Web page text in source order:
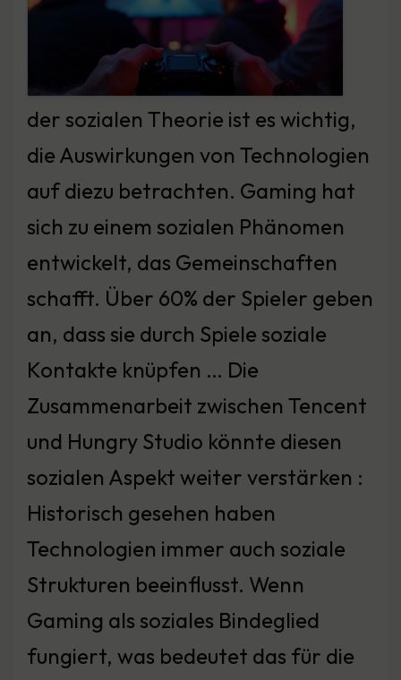
der sozialen Theorie ist es wichtig,
die Auswirkungen von Technologien
auf diezu betrachten. Gaming hat
sich zu einem sozialen Phänomen
entwickelt, das Gemeinschaften
schafft. Über 60% der Spieler geben
an, dass sie durch Spiele soziale
Kontakte knüpfen … Die
Zusammenarbeit zwischen Tencent
und Hungry Studio könnte diesen
sozialen Aspekt weiter verstärken :
Historisch gesehen haben
Technologien immer auch soziale
Strukturen beeinflusst. Wenn
Gaming als soziales Bindeglied
fungiert, was bedeutet das für die